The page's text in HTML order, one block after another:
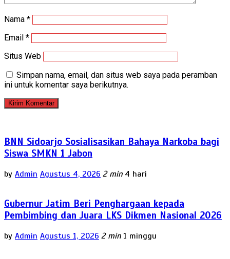
Nama *
Email *
Situs Web
Simpan nama, email, dan situs web saya pada peramban
ini untuk komentar saya berikutnya.
BNN Sidoarjo Sosialisasikan Bahaya Narkoba bagi
Siswa SMKN 1 Jabon
by Admin Agustus 4, 2026 2 min 4 hari
Gubernur Jatim Beri Penghargaan kepada
Pembimbing dan Juara LKS Dikmen Nasional 2026
by Admin Agustus 1, 2026 2 min 1 minggu